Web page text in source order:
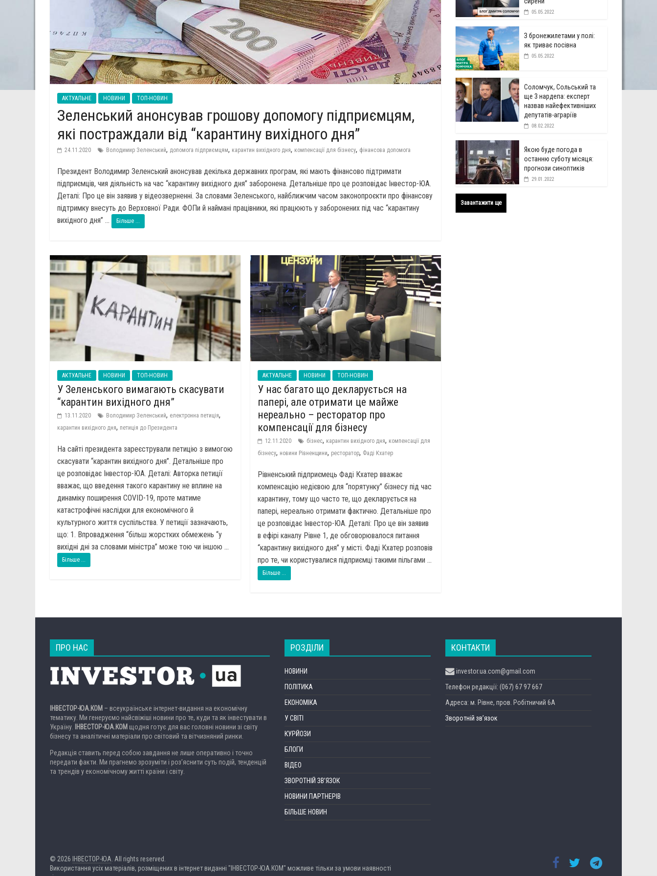
АКТУАЛЬНЕ НОВИНИ ТОП-НОВИН
Зеленський анонсував грошову допомогу підприємцям,
які постраждали від “карантину вихідного дня”
24.11.2020 Володимир Зеленський, допомога підприємцям, карантин вихідного дня, компенсації для бізнесу, фінансова допомога
Президент Володимир Зеленський анонсував декілька державних програм, які мають фінансово підтримати
підприємців, чия діяльність на час “карантину вихідного дня” заборонена. Детальніше про це розповідає Інвестор-ЮА.
Деталі: Про це він заявив у відеозверненні. За словами Зеленського, найближчим часом законопроєкти про фінансову
підтримку внесуть до Верховної Ради. ФОПи й наймані працівники, які працюють у заборонених під час “карантину
вихідного дня” ...
Більше ...
АКТУАЛЬНЕ НОВИНИ ТОП-НОВИН
У Зеленського вимагають скасувати
“карантин вихідного дня”
13.11.2020 Володимир Зеленський, електронна петиція,
карантин вихідного дня, петиція до Президента
На сайті президента зареєстрували петицію з вимогою
скасувати “карантин вихідного дня”. Детальніше про
це розповідає Інвестор-ЮА. Деталі: Авторка петиції
вважає, що введення такого карантину не вплине на
динаміку поширення COVID-19, проте матиме
катастрофічні наслідки для економічного й
культурного життя суспільства. У петиції зазначають,
що: 1. Впровадження “більш жорстких обмежень “у
вихідні дні за словами міністра” може тою чи іншою ...
Більше ...
АКТУАЛЬНЕ НОВИНИ ТОП-НОВИН
У нас багато що декларується на
папері, але отримати це майже
нереально – ресторатор про
компенсації для бізнесу
12.11.2020 бізнес, карантин вихідного дня, компенсації для
бізнесу, новини Рівненщини, ресторатор, Фаді Кхатер
Рівненський підприємець Фаді Кхатер вважає
компенсацію недієвою для “порятунку” бізнесу під час
карантину, тому що часто те, що декларується на
папері, нереально отримати фактично. Детальніше про
це розповідає Інвестор-ЮА. Деталі: Про це він заявив
в ефірі каналу Рівне 1, де обговорювалося питання
“карантину вихідного дня” у місті. Фаді Кхатер розповів
про те, чи користувалися підприємці такими пільгами ...
Більше ...
05.05.2022
З бронежилетами у полі:
як триває посівна
05.05.2022
Соломчук, Сольський та
ще 3 нардепа: експерт
назвав найефективніших
депутатів-аграріїв
08.02.2022
Якою буде погода в
останню суботу місяця:
прогнози синоптиків
29.01.2022
Завантажити ще
ПРО НАС
ІНВЕСТОР-ЮА.КОМ – всеукраїнське інтернет-видання на економічну
тематику. Ми генеруємо найсвіжіші новини про те, куди та як інвестувати в
Україну.
ІНВЕСТОР-ЮА.КОМ щодня готує для вас головні новини зі світу
бізнесу та аналітичні матеріали про світовий та вітчизняний ринки.
Редакція ставить перед собою завдання не лише оперативно і точно
передати факти. Ми прагнемо зрозуміти і роз’яснити суть подій, тенденцій
та трендів у економічному житті країни і світу.
РОЗДІЛИ
НОВИНИ
ПОЛІТИКА
ЕКОНОМІКА
У СВІТІ
КУРЙОЗИ
БЛОГИ
ВІДЕО
ЗВОРОТНІЙ ЗВ’ЯЗОК
НОВИНИ ПАРТНЕРІВ
БІЛЬШЕ НОВИН
КОНТАКТИ
investor.ua.com@gmail.com
Телефон редакції: (067) 67 97 667
Адреса: м. Рівне, пров. Робітничий 6А
Зворотній зв’язок
© 2026 ІНВЕСТОР-ЮА . All rights reserved.
Використання усіх матеріалів, розміщених в інтернет виданні "ІНВЕСТОР-ЮА.КОМ" можливе тільки за умови наявності